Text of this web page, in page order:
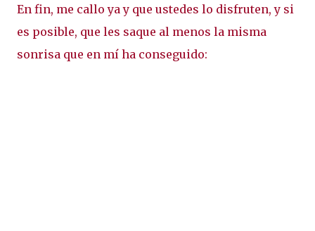
En fin, me callo ya y que ustedes lo disfruten, y si
es posible, que les saque al menos la misma
sonrisa que en mí ha conseguido: